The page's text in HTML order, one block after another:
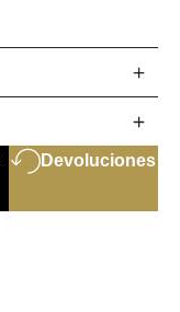
Devoluciones